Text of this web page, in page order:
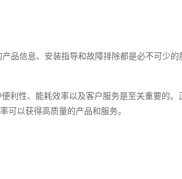
品信息、安装指导和故障排除都是必不可少
利性、能耗效率以及客户服务是至关重要的
可以获得高质量的产品和服务。